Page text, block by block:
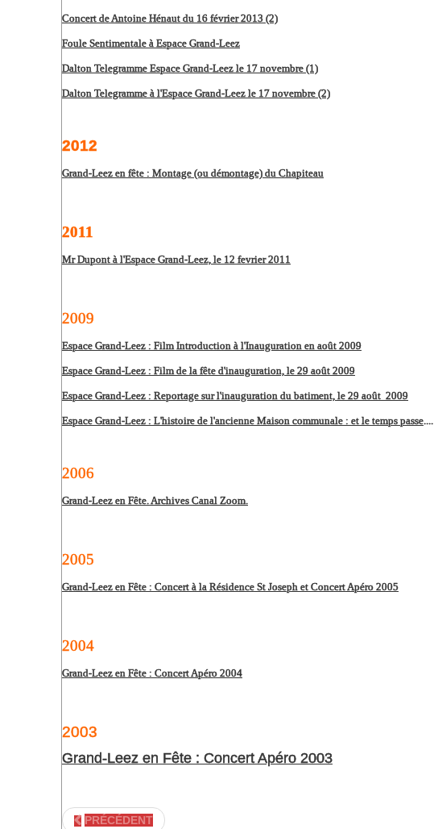
Concert de Antoine Hénaut du 16 février 2013 (2)
Foule Sentimentale à Espace Grand-Leez
Dalton Telegramme Espace Grand-Leez le 17 novembre (1)
Dalton Telegramme à l'Espace Grand-Leez le 17 novembre (2)
2012
Grand-Leez en fête : Montage (ou démontage) du Chapiteau
2011
Mr Dupont à l'Espace Grand-Leez, le 12 fevrier 2011
2009
Espace Grand-Leez : Film Introduction à l'Inauguration en août 2009
Espace Grand-Leez : Film de la fête d'inauguration, le 29 août 2009
Espace Grand-Leez : Reportage sur l'inauguration du batiment, le 29 août 2009
Espace Grand-Leez : L'histoire de l'ancienne Maison communale : et le temps passe....
2006
Grand-Leez en Fête. Archives Canal Zoom.
2005
Grand-Leez en Fête : Concert à la Résidence St Joseph et Concert Apéro 2005
2004
Grand-Leez en Fête : Concert Apéro 2004
2003
Grand-Leez en Fête : Concert Apéro 2003
PRÉCÉDENT